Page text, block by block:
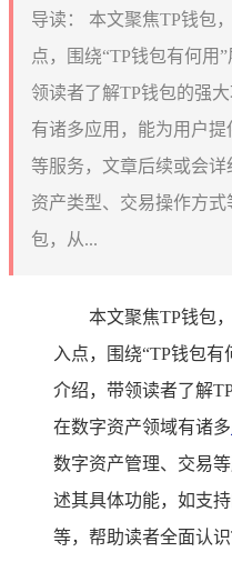
导读：
本文聚焦TP钱包
点，围绕“TP钱包有何用
领读者了解TP钱包的强
有诸多应用，能为用户
等服务，文章后续或会
资产类型、交易操作方
包，从...
本文聚焦TP钱包
入点，围绕“TP钱包
介绍，带领读者了解
在数字资产领域有诸多
数字资产管理、交易
述其具体功能，如支
等，帮助读者全面认